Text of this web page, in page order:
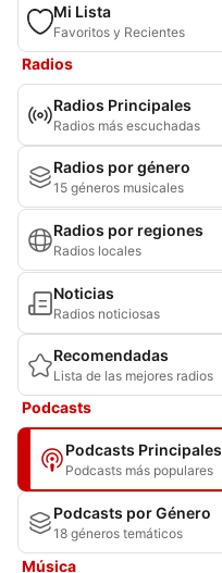
Mi Lista
Favoritos y Recientes
Radios
Radios Principales
Radios más escuchadas
Radios por género
15 géneros musicales
Radios por regiones
Radios locales
Noticias
Radios noticiosas
Recomendadas
Lista de las mejores radios
Podcasts
Podcasts Principales
Podcasts más populares
Podcasts por Género
18 géneros temáticos
Música